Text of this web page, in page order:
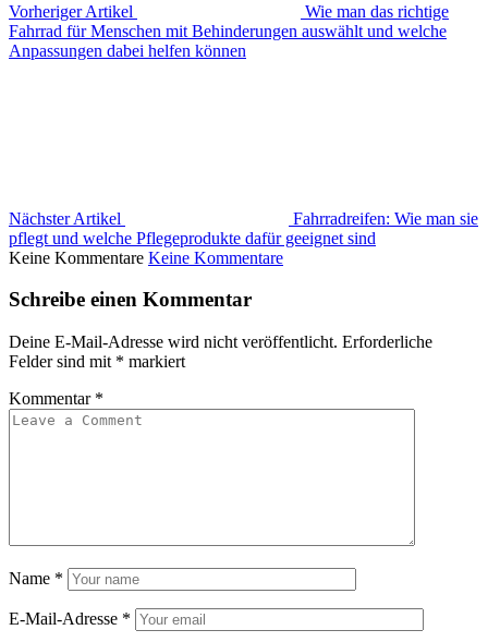
Vorheriger Artikel
Wie man das richtige
Fahrrad für Menschen mit Behinderungen auswählt und welche
Anpassungen dabei helfen können
Nächster Artikel
Fahrradreifen: Wie man sie
pflegt und welche Pflegeprodukte dafür geeignet sind
Keine Kommentare Keine Kommentare
Schreibe einen Kommentar
Deine E-Mail-Adresse wird nicht veröffentlicht. Erforderliche
Felder sind mit * markiert
Kommentar *
Name *
E-Mail-Adresse *